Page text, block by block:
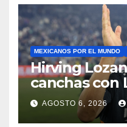
MEXICANOS POR EL MUNDO
Hirving
canchas con
AGOSTO 6, 2026